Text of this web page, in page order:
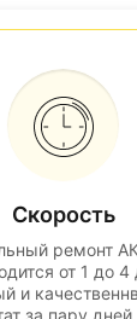
Скорость
ремонт
от 1 до 4
и
за пару дней